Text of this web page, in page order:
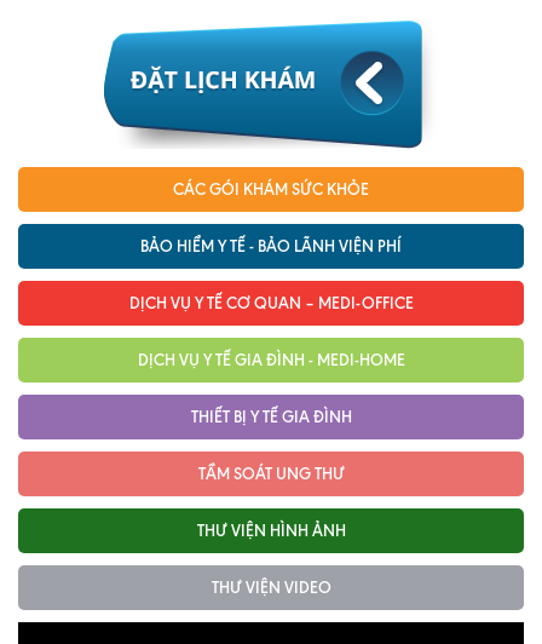
Tin tức BHYT
DỊCH VỤ
Các chuyên khoa tại Phòng khám
Nội
Sản - Phụ Khoa
Vật lý trị liệu hồi phục chức năng
CÁC GÓI KHÁM SỨC KHỎE
BẢO HIỂM Y TẾ - BẢO LÃNH VIỆN PHÍ
DỊCH VỤ Y TẾ CƠ QUAN – MEDI-OFFICE
DỊCH VỤ Y TẾ GIA ĐÌNH - MEDI-HOME
THIẾT BỊ Y TẾ GIA ĐÌNH
TẦM SOÁT UNG THƯ
THƯ VIỆN HÌNH ẢNH
THƯ VIỆN VIDEO